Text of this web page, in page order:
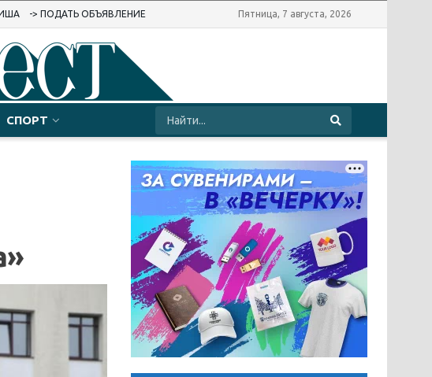
-> ПОДАТЬ ОБЪЯВЛЕНИЕ Пятница, 7 августа, 2026
СПОРТ